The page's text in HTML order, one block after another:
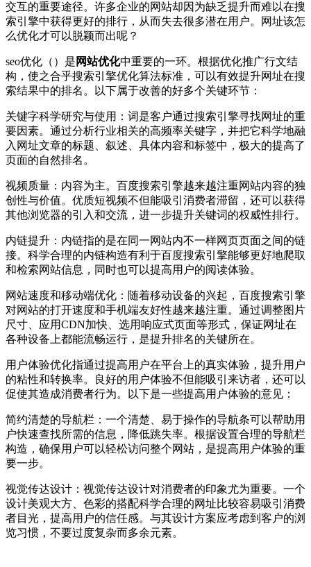
交互的重要途径。许多企业的网站却因为缺乏提升而难以在搜
索引擎中获得更好的排行，从而失去很多潜在用户。网址该怎
么优化才可以脱颖而出呢？
seo优化（）是 网站优化中重要的一环。根据优化推广行文结
构，使之合乎搜索引擎优化算法标准，可以有效提升网址在搜
索结果中的排名。以下属于改善的好多个关键环节：
关键字科学研究与使用：词是客户通过搜索引擎寻找网址的重
要因素。通过分析行业相关的高频率关键字，并把它科学地融
入网址文章的标题、叙述、具体内容和标签中，极大的提高了
页面的自然排名。
视频质量：内容为主。百度搜索引擎越来越注重网站内容的独
创性与价值。优质短视频不但能吸引消费者滞留，还可以获得
其他浏览器的引入和交流，进一步提升关键词的权威性排行。
内链提升：内链指的是在同一网站内不一样网页页面之间的链
接。科学合理的内链构造有利于百度搜索引擎能够更好地爬取
和检索网站信息，同时也可以提高用户的阅读体验。
网站速度和移动端优化：随着移动设备的兴起，百度搜索引擎
对网站的打开速度和手机端友好性越来越注重。通过调整图片
尺寸、应用CDN加快、选用响应式页面等形式，保证网址在
各种设备上都能流畅运行，是提升排名的关键所在。
用户体验优化指通过提高用户在平台上的真实体验，提升用户
的粘性和转换率。良好的用户体验不但能吸引来访者，还可以
促使其造成消费者行为。以下是一些提高用户体验的意见：
简约清楚的导航栏：一个清楚、易于操作的导航条可以帮助用
户快速查找所需的信息，降低跳失率。根据设置合理的导航栏
构造，确保用户可以轻松访问整个网站，是提高用户体验的重
要一步。
视觉传达设计：视觉传达设计对消费者的印象尤为重要。一个
设计美观大方、色彩的搭配科学合理的网址比较容易吸引消费
者目光，提高用户的信任感。与其设计方案应考虑到客户的浏
览习惯，不要过度复杂而多余元素。